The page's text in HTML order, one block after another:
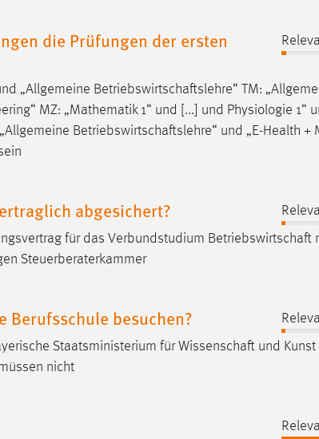
die Prüfungen der ersten
„Allgemeine Betriebswirtschaftslehre“ TM:
MZ: „Mathematik 1“ und [...] und Physiologie 1“
Betriebswirtschaftslehre“ und „E-Health +
abgesichert?
für das Verbundstudium Betriebswirtschaft
Steuerberaterkammer
Berufsschule besuchen?
Staatsministerium fürWissenschaft und
nicht